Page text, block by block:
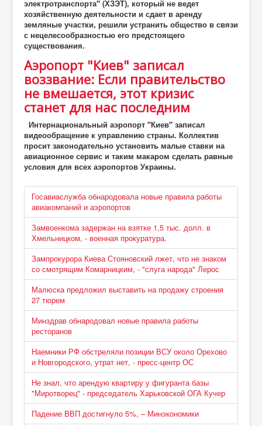
электротранспорта" (ХЗЭТ), который не ведет
хозяйственную деятельности и сдает в аренду
земляные участки, решили устранить общество в связи
с нецелесообразностью его предстоящего
существования.
Аэропорт "Киев" записал
воззвание: Если правительство
не вмешается, этот кризис
станет для нас последним
Интернациональный аэропорт "Киев" записал
видеообращение к управлению страны. Коллектив
просит законодательно установить малые ставки на
авиационное сервис и таким макаром сделать равные
условия для всех аэропортов Украины.
Госавиаслужба обнародовала новые правила работы
авиакомпаний и аэропортов
Замвоенкома задержан на взятке 1,5 тыс. долл. в
Хмельницком, - военная прокуратура.
Зампрокурора Киева Стояновский лжет, что не знаком
со смотрящим Комарницким, - "слуга народа" Лерос
Малюска предложил выставить на продажу строения
27 тюрем
Минздрав обнародовал новые правила работы
ресторанов
Наемники РФ обстреляли позиции ВСУ около Орехово
и Новгородского, утрат нет, - пресс-центр ОС
Не знал, что арендую квартиру у фигуранта базы
"Миротворец" - председатель Харьковской ОГА Кучер
Падение ВВП достигнуло 5%, – Минэкономики